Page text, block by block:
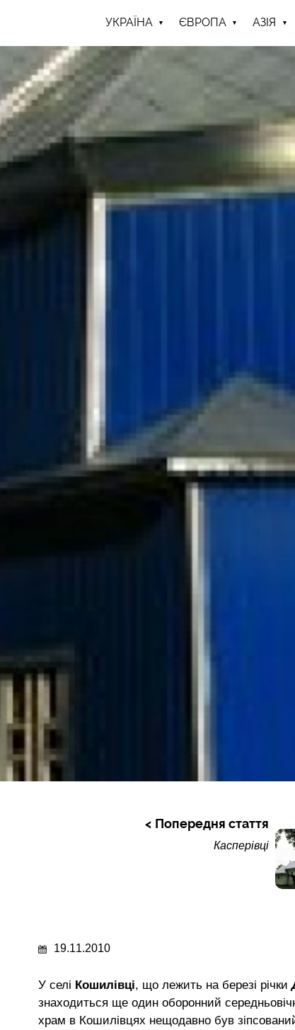
УКРАЇНА ЄВРОПА АЗІЯ
Попередня стаття
Касперівці
19.11.2010
У селі Кошилівці, що лежить на березі річки
знаходиться ще один оборонний
храм в Кошилівцях нещодавно був